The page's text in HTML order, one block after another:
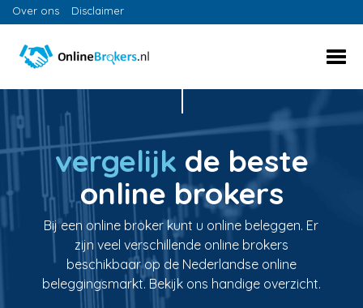
Over ons Disclaimer
vergelijk de beste
online brokers
Bij een online broker kunt u online beleggen. Er
zijn veel verschillende online brokers
beschikbaar op de Nederlandse online
beleggingsmarkt. Bekijk ons handige overzicht.